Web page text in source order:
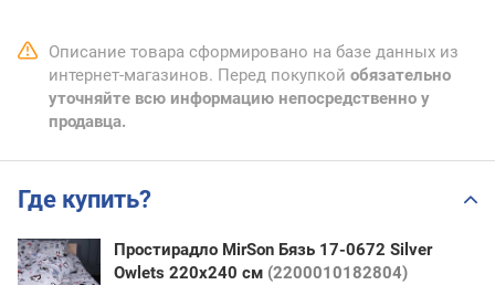
Описание товара сформировано на базе данных из
интернет-магазинов. Перед покупкой обязательно
уточняйте всю информацию непосредственно у
продавца.
Где купить?
Простирадло MirSon Бязь 17-0672 Silver
Owlets 220x240 см (2200010182804)